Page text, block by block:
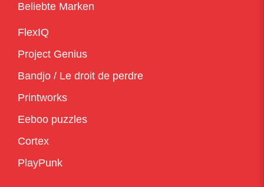
Beliebte Marken
FlexIQ
Project Genius
Bandjo / Le droit de perdre
Printworks
Eeboo puzzles
Cortex
PlayPunk